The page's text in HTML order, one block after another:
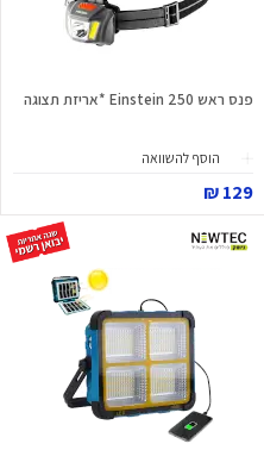
פנס ראש Einstein 250 *אריזת תצוגה
הוסף להשוואה
129 ₪